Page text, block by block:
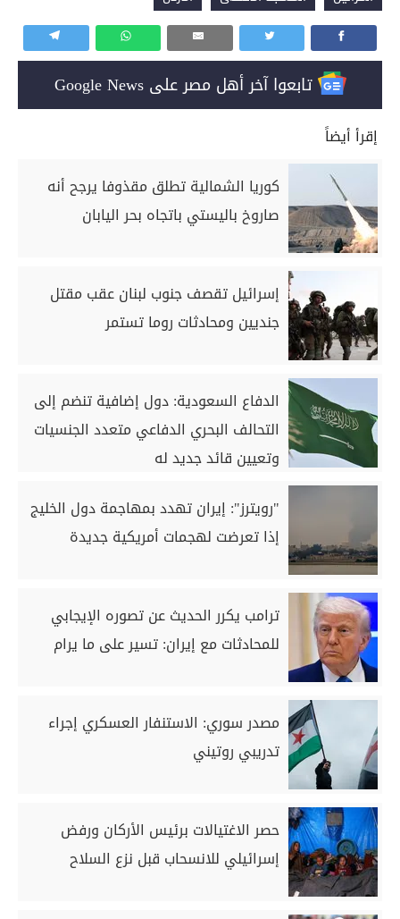
تابعوا آخر أهل مصر على Google News
إقرأ أيضاً
كوريا الشمالية تطلق مقذوفا يرجح أنه
صاروخ باليستي باتجاه بحر اليابان
إسرائيل تقصف جنوب لبنان عقب مقتل
جنديين ومحادثات روما تستمر
الدفاع السعودية: دول إضافية تنضم إلى
التحالف البحري الدفاعي متعدد الجنسيات
وتعيين قائد جديد له
"رويترز": إيران تهدد بمهاجمة دول الخليج
إذا تعرضت لهجمات أمريكية جديدة
ترامب يكرر الحديث عن تصوره الإيجابي
للمحادثات مع إيران: تسير ‌على ما يرام
مصدر سوري: الاستنفار العسكري إجراء
تدريبي روتيني
حصر الاغتيالات برئيس الأركان ورفض
إسرائيلي للانسحاب قبل نزع السلاح